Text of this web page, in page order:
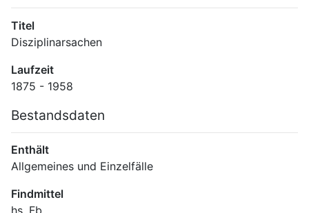
Titel
Disziplinarsachen
Laufzeit
1875 - 1958
Bestandsdaten
Enthält
Allgemeines und Einzelfälle
Findmittel